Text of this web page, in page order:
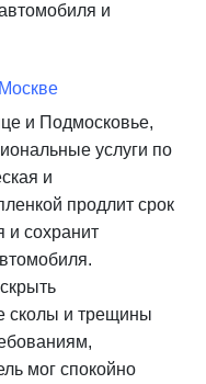
и
и Подмосковье,
услуги по
и
продлит срок
и сохранит
сколы и трещины
мог спокойно